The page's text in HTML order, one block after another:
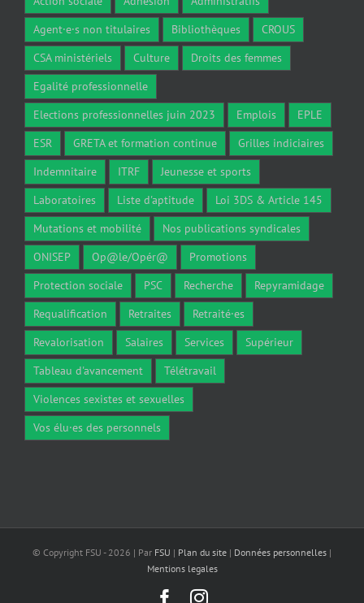
Agent·e·s non titulaires
Bibliothèques
CROUS
CSA ministériels
Culture
Droits des femmes
Egalité professionnelle
Elections professionnelles juin 2023
Emplois
EPLE
ESR
GRETA et formation continue
Grilles indiciaires
Indemnitaire
ITRF
Jeunesse et sports
Laboratoires
Liste d'aptitude
Loi 3DS & Article 145
Mutations et mobilité
Nos publications syndicales
ONISEP
Op@le/Opér@
Promotions
Protection sociale
PSC Recherche
Repyramidage
Requalification
Retraites
Retraité·es
Revalorisation
Salaires Services
Supérieur
Tableau d'avancement
Télétravail
Violences sexistes et sexuelles
Vos élu·es des personnels
© Copyright FSU - 2026 | Par FSU | Plan du site | Données personnelles |
Mentions legales
FacebookInstagram